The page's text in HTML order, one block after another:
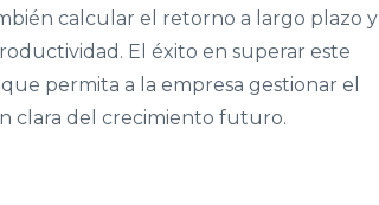
calcular el retorno a largo plazo y
El éxito en superar este
permita a la empresa gestionar el
clara del crecimiento futuro.